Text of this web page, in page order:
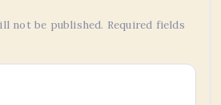
not be published. Required fields